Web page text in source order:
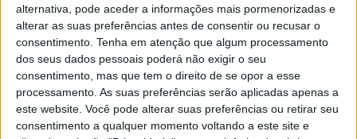
alternativa, pode aceder a informações mais pormenorizadas e
alterar as suas preferências antes de consentir ou recusar o
consentimento. Tenha em atenção que algum processamento
dos seus dados pessoais poderá não exigir o seu
consentimento, mas que tem o direito de se opor a esse
processamento. As suas preferências serão aplicadas apenas a
este website. Você pode alterar suas preferências ou retirar seu
consentimento a qualquer momento voltando a este site e
Visão Visão Se7e